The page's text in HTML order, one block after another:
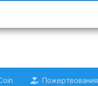
Пожертвования